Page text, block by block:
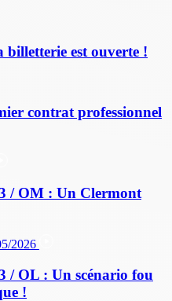
est ouverte !
contrat professionnel
/ OM : Un Clermont
2026
/ OL : Un scénario fou
!